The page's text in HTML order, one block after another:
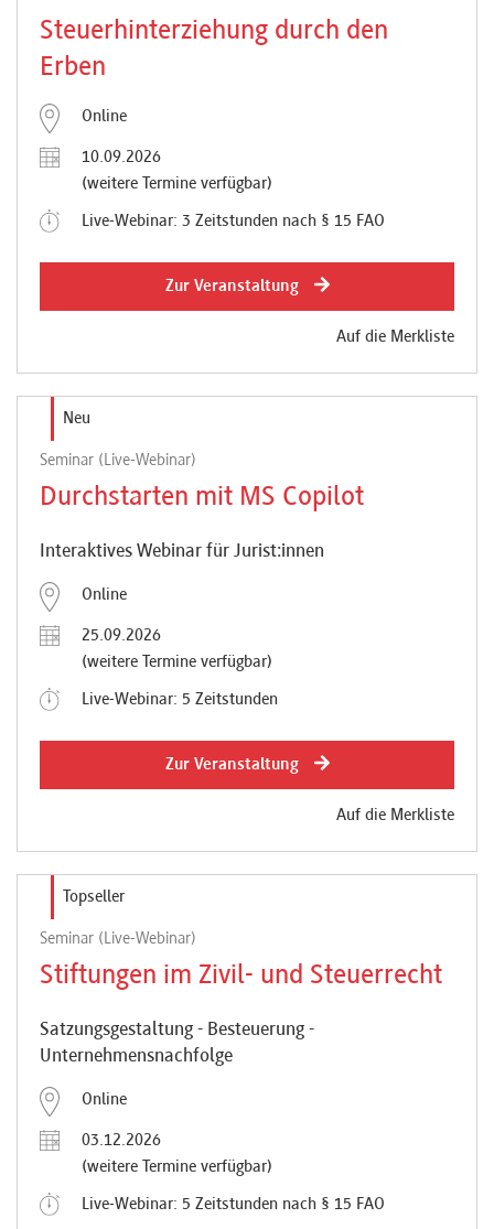
Steuerhinterziehung durch den
Erben
Online
10.09.2026
(weitere Termine verfügbar)
Live-Webinar: 3 Zeitstunden nach § 15 FAO
Zur Veranstaltung
Auf die Merkliste
Neu
Seminar (Live-Webinar)
Durchstarten mit MS Copilot
Interaktives Webinar für Jurist:innen
Online
25.09.2026
(weitere Termine verfügbar)
Live-Webinar: 5 Zeitstunden
Zur Veranstaltung
Auf die Merkliste
Topseller
Seminar (Live-Webinar)
Stiftungen im Zivil- und Steuerrecht
Satzungsgestaltung - Besteuerung -
Unternehmensnachfolge
Online
03.12.2026
(weitere Termine verfügbar)
Live-Webinar: 5 Zeitstunden nach § 15 FAO